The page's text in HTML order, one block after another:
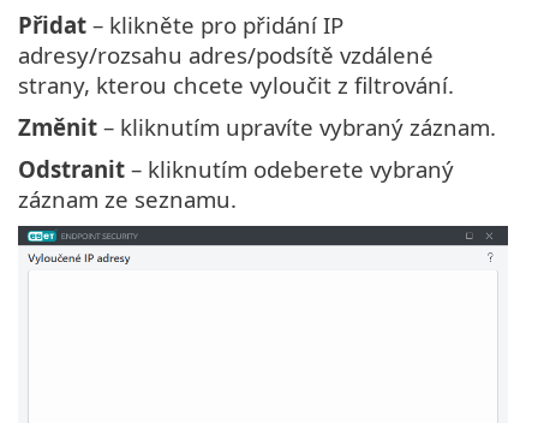
Přidat – klikněte pro přidání IP
adresy/rozsahu adres/podsítě vzdálené
strany, kterou chcete vyloučit z filtrování.
Změnit – kliknutím upravíte vybraný záznam.
Odstranit – kliknutím odeberete vybraný
záznam ze seznamu.